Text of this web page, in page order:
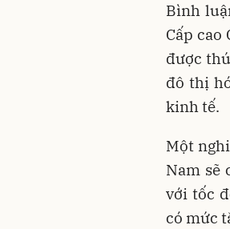
Bình
Cấp cao
được
đô thị
kinh tế.
Một
Nam sẽ
với tốc
có mức